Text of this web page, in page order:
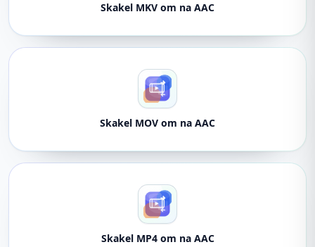
Skakel MKV om na AAC
Skakel MOV om na AAC
Skakel MP4 om na AAC